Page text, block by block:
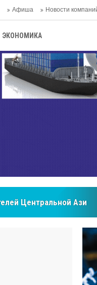
Афиша Новости
ЭКОНОМИКА
ОБЩЕСТВО
АНТАЛЬЯ